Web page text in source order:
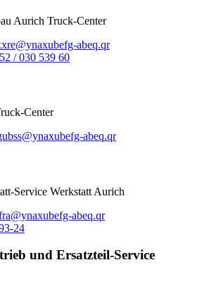
Aurich Truck-Center
abeq.qr
/ 030 539 60
Center
abeq.qr
Service Werkstatt Aurich
abeq.qr
24
und Ersatzteil-Service